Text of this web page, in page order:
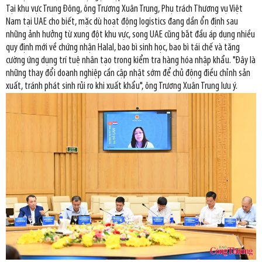
Tại khu vực Trung Đông, ông Trương Xuân Trung, Phụ trách Thương vụ Việt
Nam tại UAE cho biết, mặc dù hoạt động logistics đang dần ổn định sau
những ảnh hưởng từ xung đột khu vực, song UAE cũng bắt đầu áp dụng nhiều
quy định mới về chứng nhận Halal, bao bì sinh học, bao bì tái chế và tăng
cường ứng dụng trí tuệ nhân tạo trong kiểm tra hàng hóa nhập khẩu. "Đây là
những thay đổi doanh nghiệp cần cập nhật sớm để chủ động điều chỉnh sản
xuất, tránh phát sinh rủi ro khi xuất khẩu", ông Trương Xuân Trung lưu ý.